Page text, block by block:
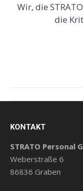
Wir, die
die
KONTAKT
STRATO Personal
Weberstraße 6
86836 Graben